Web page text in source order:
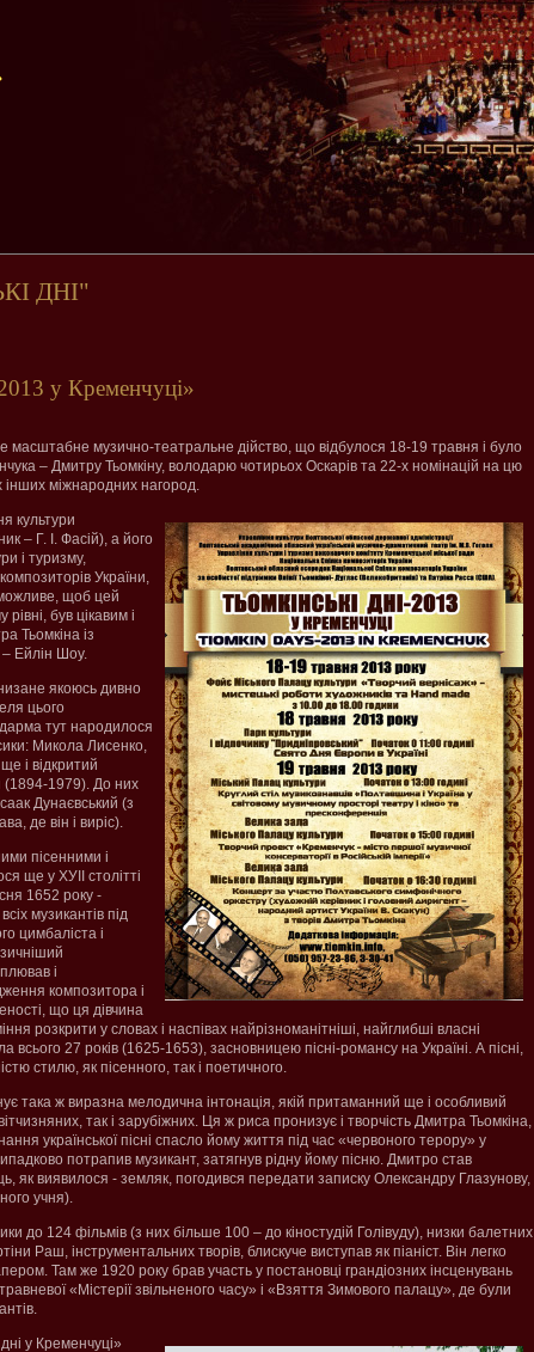
ДНІ"
у Кременчуці»
масштабне музично-театральне дійство, що відбулося 18-19 травня і було
– Дмитру Тьомкіну, володарю чотирьох Оскарів та 22-х номінацій на цю
інших міжнародних нагород.
культури
– Г. І. Фасій), а його
і туризму,
України,
щоб цей
був цікавим і
Тьомкіна із
– Ейлін Шоу.
якоюсь дивно
цього
тут народилося
Микола Лисенко,
і відкритий
(1894-1979). До них
Дунаєвський (з
де він і виріс).
пісенними і
ще у ХУІІ столітті
1652 року -
музикантів під
цимбаліста і
і
композитора і
що ця дівчина
розкрити у словах і наспівах найрізноманітніші, найглибші власні
27 років (1625-1653), засновницею пісні-романсу на Україні. А пісні,
стилю, як пісенного, так і поетичного.
така ж виразна мелодична інтонація, якій притаманний ще і особливий
так і зарубіжних. Ця ж риса пронизує і творчість Дмитра Тьомкіна,
української пісні спасло йому життя під час «червоного терору» у
потрапив музикант, затягнув рідну йому пісню. Дмитро став
як виявилося - земляк, погодився передати записку Олександру Глазунову,
учня).
до 124 фільмів (з них більше 100 – до кіностудій Голівуду), низки балетних
Раш, інструментальних творів, блискуче виступав як піаніст. Він легко
Там же 1920 року брав участь у постановці грандіозних інсценувань
«Містерії звільненого часу» і «Взяття Зимового палацу», де були
у Кременчуці»